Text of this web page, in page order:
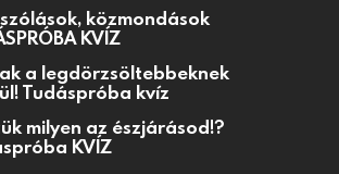
közmondások
KVÍZ
a legdörzsöltebbeknek
Tudáspróba kvíz
milyen az észjárásod!?
KVÍZ